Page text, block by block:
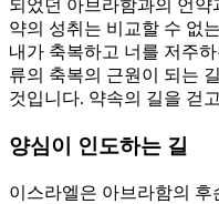
되었던 아브라함과의 언약
약의 성취는 비교할 수 없
내가 축복하고 너를 저주
류의 축복의 근원이 되는
것입니다. 약속의 길을 걷
양심이 인도하는 길
이스라엘은 아브라함의